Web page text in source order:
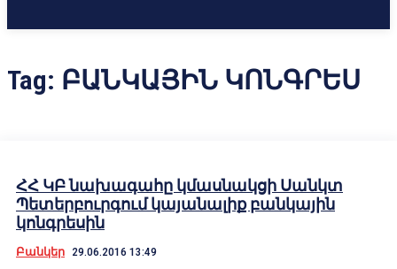
Tag: ԲԱՆԿԱՅԻՆ ԿՈՆԳՐԵՍ
ՀՀ ԿԲ նախագահը կմասնակցի Սանկտ
Պետերբուրգում կայանալիք բանկային
կոնգրեսին
Բանկեր 29.06.2016 13:49